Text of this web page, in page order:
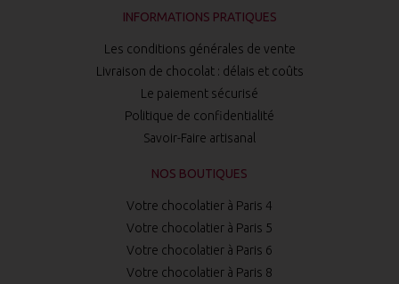
INFORMATIONS PRATIQUES
Les conditions générales de vente
Livraison de chocolat : délais et coûts
Le paiement sécurisé
Politique de confidentialité
Savoir-Faire artisanal
NOS BOUTIQUES
Votre chocolatier à Paris 4
Votre chocolatier à Paris 5
Votre chocolatier à Paris 6
Votre chocolatier à Paris 8